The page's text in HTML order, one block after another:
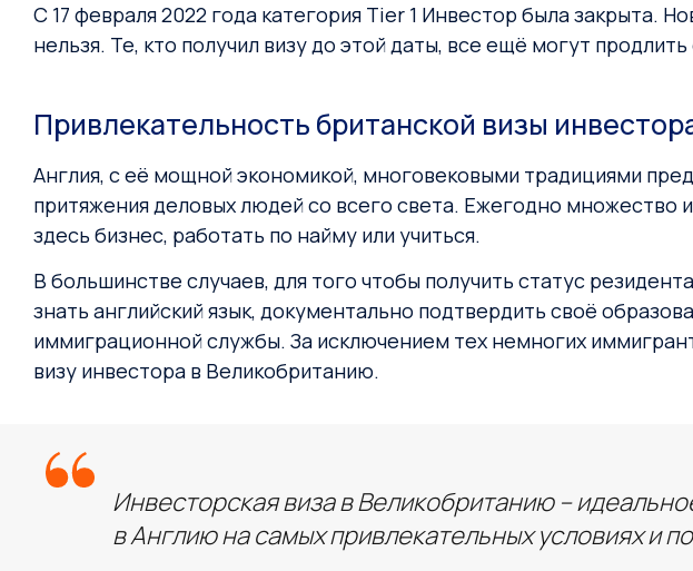
С 17 февраля 2022 года категория Tier 1 Инвестор была закрыта.
нельзя. Те, кто получил визу до этой даты, все ещё могут
Привлекательность британской визы
Англия, с её мощной экономикой, многовековыми традициями
притяжения деловых людей со всего света. Ежегодно множество
здесь бизнес, работать по найму или учиться.
В большинстве случаев, для того чтобы получить статус
знать английский язык, документально подтвердить своё
иммиграционной службы. За исключением тех немногих
визу инвестора в Великобританию.
Инвесторская виза в Великобританию –
в Англию на самых привлекательных условиях и